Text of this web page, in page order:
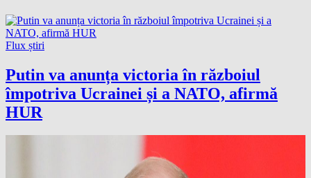
Flux știri
Putin va anunța victoria în războiul
împotriva Ucrainei și a NATO, afirmă
HUR